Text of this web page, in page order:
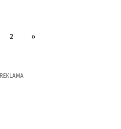
2 »
REKLAMA